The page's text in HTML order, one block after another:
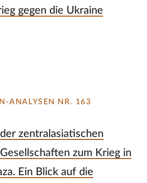
gegen die Ukraine
ANALYSEN NR. 163
zentralasiatischen
zum Krieg in
Ein Blick auf die